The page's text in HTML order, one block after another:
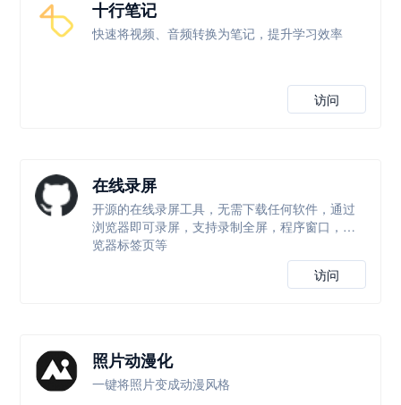
十行笔记
快速将视频、音频转换为笔记，提升学习效率
访问
在线录屏
开源的在线录屏工具，无需下载任何软件，通过
浏览器即可录屏，支持录制全屏，程序窗口，浏
览器标签页等
访问
照片动漫化
一键将照片变成动漫风格